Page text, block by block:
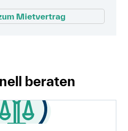
Mietvertrag
beraten